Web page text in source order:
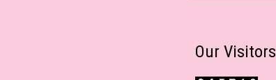
Our Visitors